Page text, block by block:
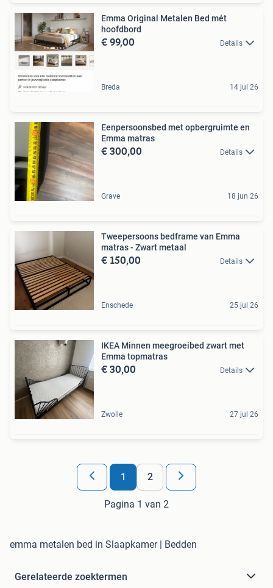
Emma Original Metalen Bed mét
hoofdbord
€ 99,00 Details
Breda 14 jul 26
Eenpersoonsbed met opbergruimte en
Emma matras
€ 300,00 Details
Grave 18 jun 26
Tweepersoons bedframe van Emma
matras - Zwart metaal
€ 150,00 Details
Enschede 25 jul 26
IKEA Minnen meegroeibed zwart met
Emma topmatras
€ 30,00 Details
Zwolle 27 jul 26
1 2
Pagina 1 van 2
emma metalen bed in Slaapkamer | Bedden
Gerelateerde zoektermen